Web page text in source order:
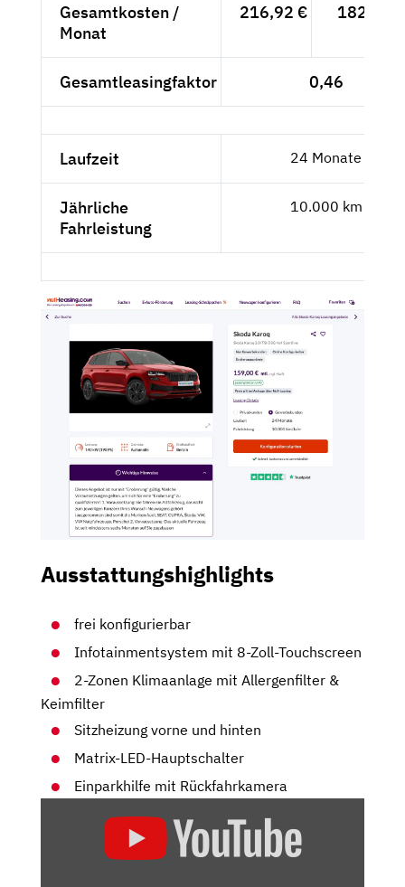
Gesamtkosten /
Monat
216,92 € 182,28 €
Gesamtleasingfaktor 0,46
Laufzeit 24 Monate
Jährliche
Fahrleistung
10.000 km
Ausstattungshighlights
frei konfigurierbar
Infotainmentsystem mit 8-Zoll-Touchscreen
2-Zonen Klimaanlage mit Allergenfilter &
Keimfilter
Sitzheizung vorne und hinten
Matrix-LED-Hauptschalter
Einparkhilfe mit Rückfahrkamera